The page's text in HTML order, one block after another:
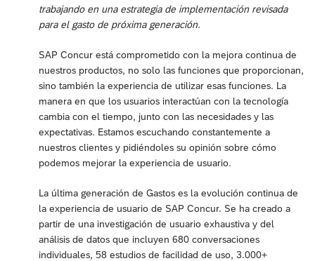
trabajando en una estrategia de implementación revisada
para el gasto de próxima generación.
SAP Concur está comprometido con la mejora continua de
nuestros productos, no solo las funciones que proporcionan,
sino también la experiencia de utilizar esas funciones. La
manera en que los usuarios interactúan con la tecnología
cambia con el tiempo, junto con las necesidades y las
expectativas. Estamos escuchando constantemente a
nuestros clientes y pidiéndoles su opinión sobre cómo
podemos mejorar la experiencia de usuario.
La última generación de Gastos es la evolución continua de
la experiencia de usuario de SAP Concur. Se ha creado a
partir de una investigación de usuario exhaustiva y del
análisis de datos que incluyen 680 conversaciones
individuales, 58 estudios de facilidad de uso, 3.000+